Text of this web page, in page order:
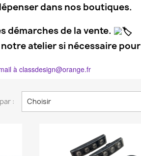
dans nos boutiques.
démarches de la vente.
atelier si nécessaire pour
à classdesign@orange.fr
: Choisir